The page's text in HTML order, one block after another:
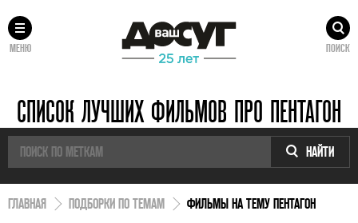
МЕНЮ ПОИСК
СПИСОК ЛУЧШИХ ФИЛЬМОВ ПРО ПЕНТАГОН
НАЙТИ
ГЛАВНАЯ ПОДБОРКИ ПО ТЕМАМ ФИЛЬМЫ НА ТЕМУ ПЕНТАГОН